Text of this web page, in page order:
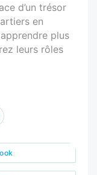
d’un trésor
en
plus
leurs rôles